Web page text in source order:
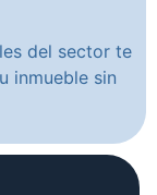
del sector te
inmueble sin